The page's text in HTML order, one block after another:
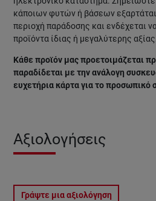
κάποιων φυτών ή βάσεων
περιοχή παράδοσης και ενδέχεται
προϊόντα ίδιας ή μεγαλύτερης αξίας.
Κάθε προϊόν μας προετοιμάζεται
παραδίδεται με την ανάλογη
ευχετήρια κάρτα για το προσωπικό
Αξιολογήσεις
Γράψτε μια αξιολόγηση